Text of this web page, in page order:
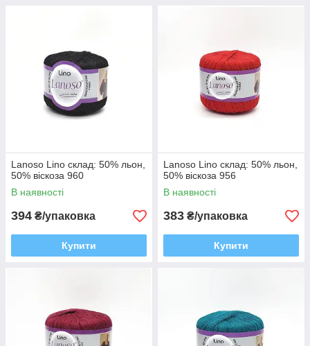
Lanoso Lino склад: 50% льон,
50% віскоза 960
В наявності
394 ₴/упаковка
Купити
Lanoso Lino склад: 50% льон,
50% віскоза 956
В наявності
383 ₴/упаковка
Купити